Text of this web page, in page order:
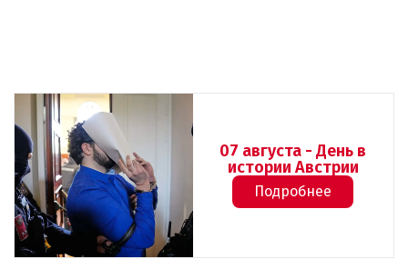
07 августа - День в
истории Австрии
Подробнее